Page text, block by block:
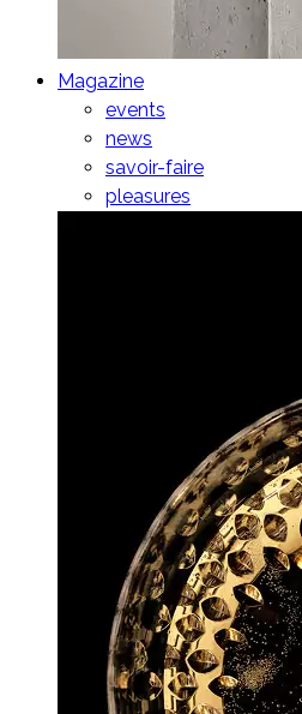
Magazine
events
news
savoir-faire
pleasures